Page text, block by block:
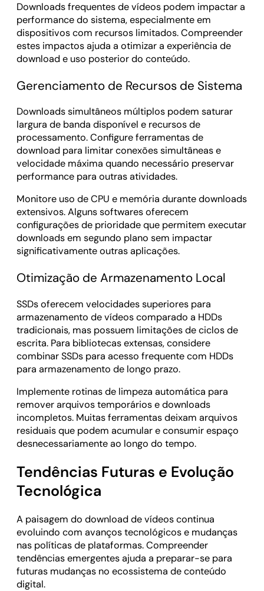
Downloads frequentes de vídeos podem impactar a
performance do sistema, especialmente em
dispositivos com recursos limitados. Compreender
estes impactos ajuda a otimizar a experiência de
download e uso posterior do conteúdo.
Gerenciamento de Recursos de Sistema
Downloads simultâneos múltiplos podem saturar
largura de banda disponível e recursos de
processamento. Configure ferramentas de
download para limitar conexões simultâneas e
velocidade máxima quando necessário preservar
performance para outras atividades.
Monitore uso de CPU e memória durante downloads
extensivos. Alguns softwares oferecem
configurações de prioridade que permitem executar
downloads em segundo plano sem impactar
significativamente outras aplicações.
Otimização de Armazenamento Local
SSDs oferecem velocidades superiores para
armazenamento de vídeos comparado a HDDs
tradicionais, mas possuem limitações de ciclos de
escrita. Para bibliotecas extensas, considere
combinar SSDs para acesso frequente com HDDs
para armazenamento de longo prazo.
Implemente rotinas de limpeza automática para
remover arquivos temporários e downloads
incompletos. Muitas ferramentas deixam arquivos
residuais que podem acumular e consumir espaço
desnecessariamente ao longo do tempo.
Tendências Futuras e Evolução
Tecnológica
A paisagem do download de vídeos continua
evoluindo com avanços tecnológicos e mudanças
nas políticas de plataformas. Compreender
tendências emergentes ajuda a preparar-se para
futuras mudanças no ecossistema de conteúdo
digital.